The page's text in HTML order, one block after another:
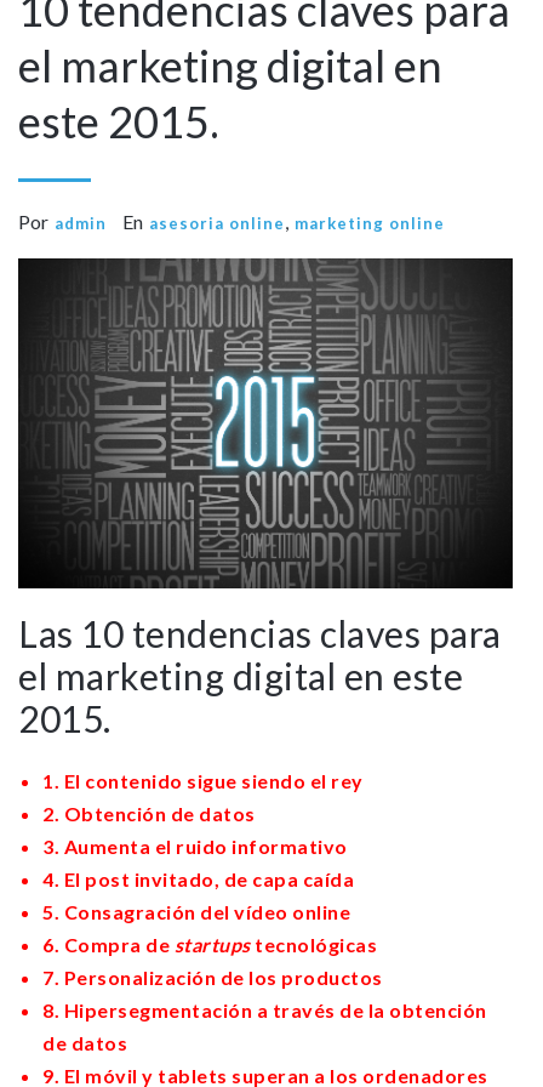
el marketing digital en
este 2015.
Por admin En asesoria online, marketing online
Las 10 tendencias claves para
el marketing digital en este
2015.
1. El contenido sigue siendo el rey
2. Obtención de datos
3. Aumenta el ruido informativo
4. El post invitado, de capa caída
5. Consagración del vídeo online
6. Compra de startupstecnológicas
7. Personalización de los productos
8. Hipersegmentación a través de la obtención
de datos
9. El móvil y tablets superan a los ordenadores